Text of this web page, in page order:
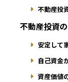
不動産投
不動産投資
安定して
自己資金
資産価値